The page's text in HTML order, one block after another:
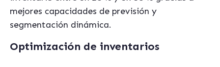
mejores capacidades de previsión y
segmentación dinámica.
Optimización de inventarios